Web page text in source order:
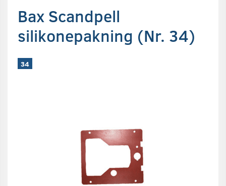
Bax Scandpell
silikonepakning (Nr. 34)
34